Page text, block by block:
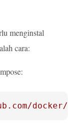
menginstal
cara:
docker/